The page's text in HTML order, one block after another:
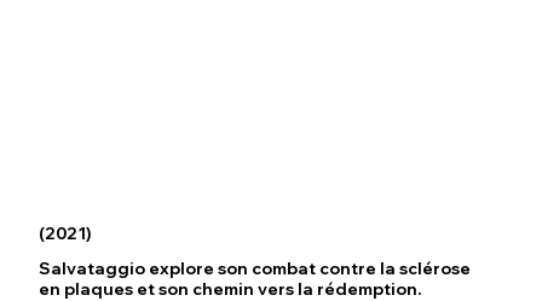
Salvataggio explore son combat contre la sclérose
en plaques et son chemin vers la rédemption.
(2021)